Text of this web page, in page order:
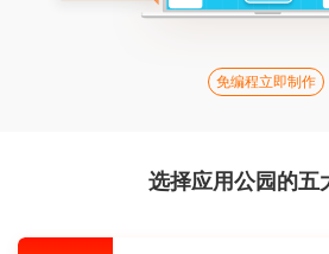
免编程立即制作
选择应用公园的五